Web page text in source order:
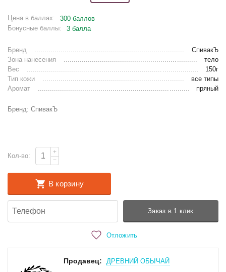
Цена в баллах:
300 баллов
Бонусные баллы:
3 балла
Бренд
СпивакЪ
Зона нанесения
тело
Вес
150г
Тип кожи
все типы
Аромат
пряный
Бренд: СпивакЪ
Кол-во:
+
−
В корзину
Заказ в 1 клик
Отложить
Продавец:
ДРЕВНИЙ ОБЫЧАЙ